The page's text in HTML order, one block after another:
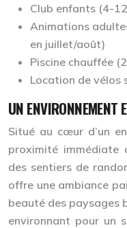
Club enfants (4-
Animations
en juillet/août)
Piscine chauffée
Location de vélos
UN ENVIRONNEMENT
Situé au cœur d’un
proximité immédiate
des sentiers de
offre une ambiance
beauté des paysages
environnant pour un